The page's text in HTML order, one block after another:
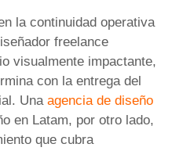
la continuidad operativa
freelance
visualmente impactante,
con la entrega del
Una agencia de diseño
en Latam, por otro lado,
que cubra